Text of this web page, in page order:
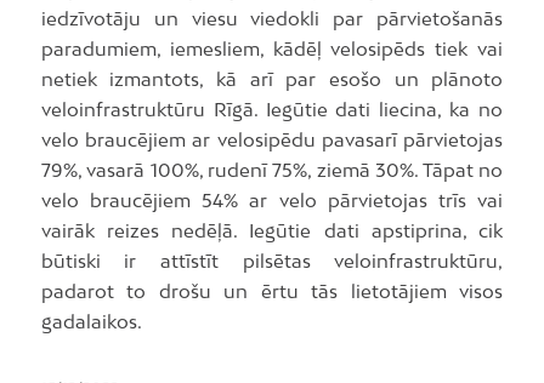
iedzīvotāju un viesu viedokli par pārvietošanās
paradumiem, iemesliem, kādēļ velosipēds tiek vai
netiek izmantots, kā arī par esošo un plānoto
veloinfrastruktūru Rīgā. Iegūtie dati liecina, ka no
velo braucējiem ar velosipēdu pavasarī pārvietojas
79%, vasarā 100%, rudenī 75%, ziemā 30%. Tāpat no
velo braucējiem 54% ar velo pārvietojas trīs vai
vairāk reizes nedēļā. Iegūtie dati apstiprina, cik
būtiski ir attīstīt pilsētas veloinfrastruktūru,
padarot to drošu un ērtu tās lietotājiem visos
gadalaikos.